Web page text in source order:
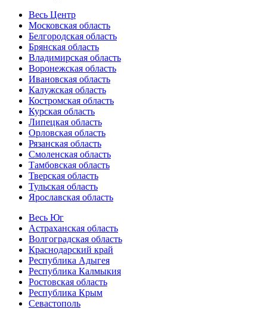
Весь Центр
Московская область
Белгородская область
Брянская область
Владимирская область
Воронежская область
Ивановская область
Калужская область
Костромская область
Курская область
Липецкая область
Орловская область
Рязанская область
Смоленская область
Тамбовская область
Тверская область
Тульская область
Ярославская область
Весь Юг
Астраханская область
Волгоградская область
Краснодарский край
Республика Адыгея
Республика Калмыкия
Ростовская область
Республика Крым
Севастополь